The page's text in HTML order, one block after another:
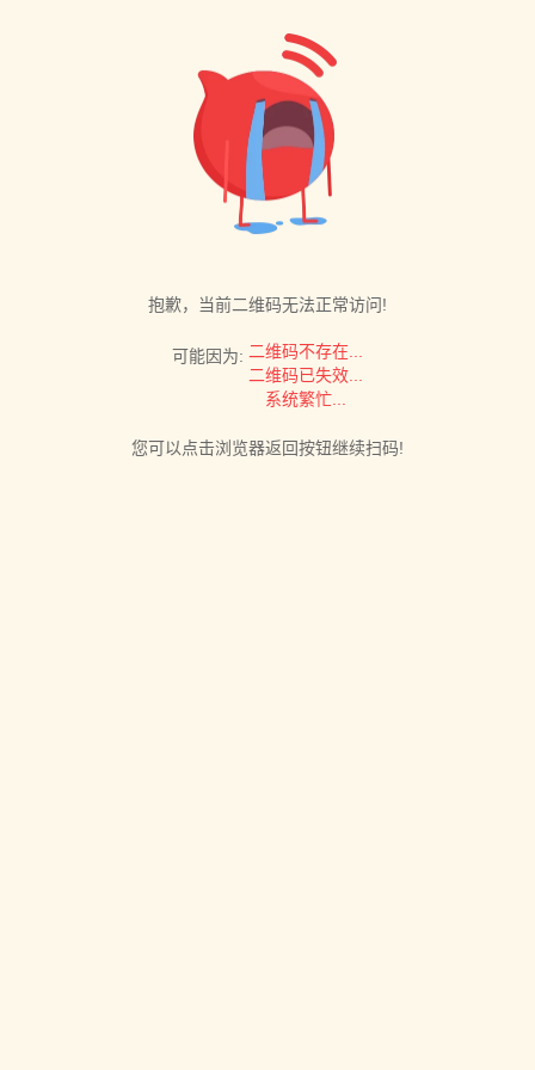
抱歉，当前二维码无法正常访问!
可能因为: 二维码不存在...
二维码已失效...
系统繁忙...
您可以点击浏览器返回按钮继续扫码!